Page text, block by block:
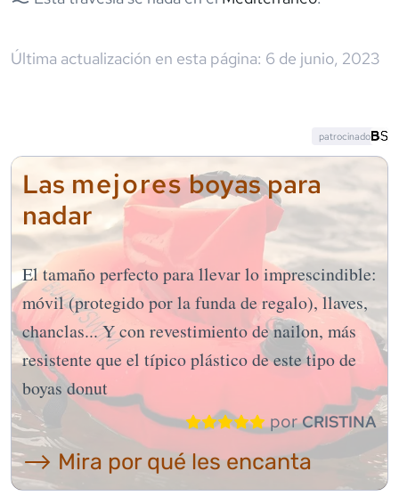
Última actualización en esta página: 6 de junio, 2023
Las mejoresboyas para
nadar
El tamaño perfecto para llevar lo imprescindible:
móvil (protegido por la funda de regalo), llaves,
chanclas... Y con revestimiento de nailon, más
resistente que el típico plástico de este tipo de
boyas donut
porCRISTINA
⟶ Mira por qué les encanta
patrocinado